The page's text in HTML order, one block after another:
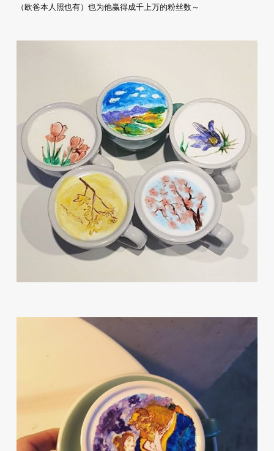
（欧爸本人照也有）也为他赢得成千上万的粉丝数～